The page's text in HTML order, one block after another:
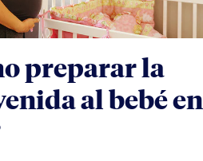
preparar la
al bebé en